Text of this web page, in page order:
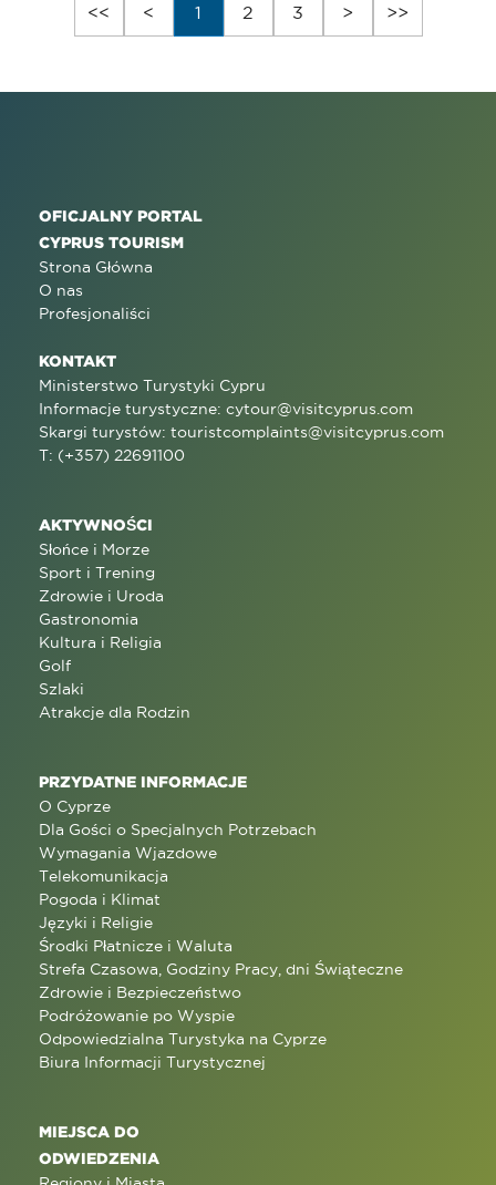
<< < 1 2 3 > >>
OFICJALNY PORTAL
CYPRUS TOURISM
Strona Główna
O nas
Profesjonaliści
KONTAKT
Ministerstwo Turystyki Cypru
Informacje turystyczne: cytour@visitcyprus.com
Skargi turystów: touristcomplaints@visitcyprus.com
T: (+357) 22691100
AKTYWNOŚCI
Słońce i Morze
Sport i Trening
Zdrowie i Uroda
Gastronomia
Kultura i Religia
Golf
Szlaki
Atrakcje dla Rodzin
PRZYDATNE INFORMACJE
O Cyprze
Dla Gości o Specjalnych Potrzebach
Wymagania Wjazdowe
Telekomunikacja
Pogoda i Klimat
Języki i Religie
Środki Płatnicze i Waluta
Strefa Czasowa, Godziny Pracy, dni Świąteczne
Zdrowie i Bezpieczeństwo
Podróżowanie po Wyspie
Odpowiedzialna Turystyka na Cyprze
Biura Informacji Turystycznej
MIEJSCA DO
ODWIEDZENIA